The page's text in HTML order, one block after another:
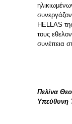
HELLAS
τους
συνέπεια
Πελίνα
Υπεύθυνη